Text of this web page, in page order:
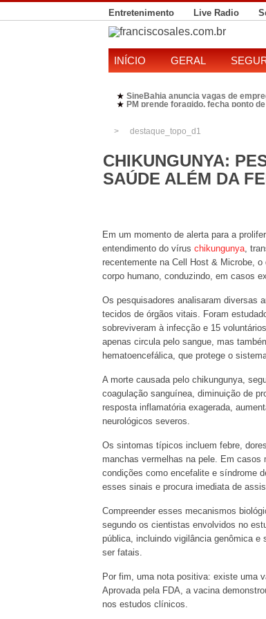
Entretenimento Live Radio
INÍCIO GERAL
SineBahia anuncia vagas de emprego
★ PM prende foragido, fecha ponto
destaque_topo_d1
CHIKUNGUNYA:
SAÚDE ALÉM DA
Em um momento de alerta para a
entendimento do víruschikungunya,
recentemente na Cell Host & Microbe,
corpo humano, conduzindo, em casos
Os pesquisadores analisaram diversas
tecidos de órgãos vitais. Foram
sobreviveram à infecção e 15
apenas circula pelo sangue, mas
hematoencefálica, que protege o
A morte causada pelo chikungunya,
coagulação sanguínea, diminuição de
resposta inflamatória exagerada,
neurológicos severos.
Os sintomas típicos incluem febre,
manchas vermelhas na pele. Em casos
condições como encefalite e síndrome
esses sinais e procura imediata de
Compreender esses mecanismos
segundo os cientistas envolvidos no
pública, incluindo vigilância genômica e
ser fatais.
Por fim, uma nota positiva: existe uma
Aprovada pela FDA, a vacina
nos estudos clínicos.